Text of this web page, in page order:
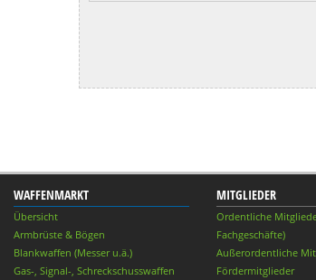
WAFFENMARKT
Übersicht
Armbrüste & Bögen
Blankwaffen (Messer u.ä.)
Gas-, Signal-, Schreckschusswaffen
MITGLIEDER
Ordentliche
Fachgeschäfte)
Außerordentliche
Fördermitglieder